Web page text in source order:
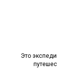
Это